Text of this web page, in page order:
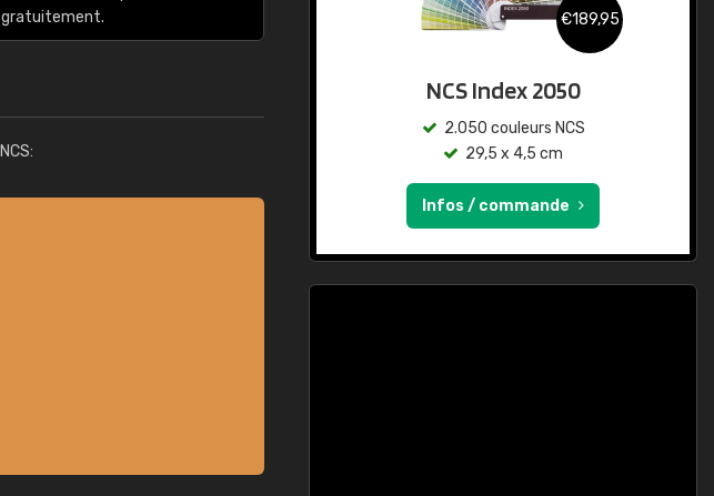
gratuitement. €189,95
NCS Index 2050
2.050 couleurs NCS
29,5 x 4,5 cm
Infos / commande